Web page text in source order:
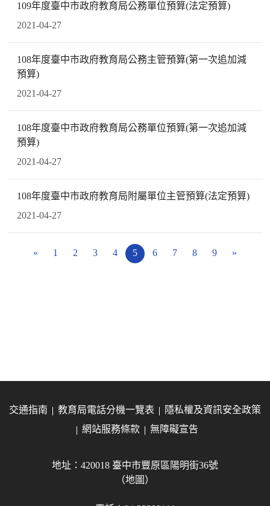
109年度臺中市政府教育局公務單位預算(法定預算)
2021-04-27
108年度臺中市政府教育局公務主管預算(第一次追加減
預算)
2021-04-27
108年度臺中市政府教育局公務單位預算(第一次追加減
預算)
2021-04-27
108年度臺中市政府教育局附屬單位主管預算(法定預算)
2021-04-27
« 1 2 3 4 5 6 7 8 9 »
交通指南 教育局電話分機一覽表
隱私權及資訊安全政策
網站服務條款
無障礙宣告
地址：420018 臺中市豐原區陽明街36號
（地圖）